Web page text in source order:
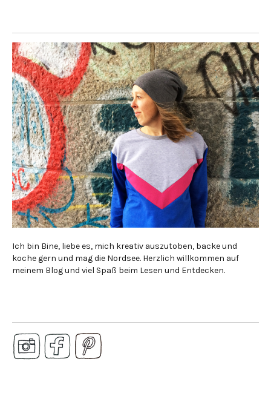
Ich bin Bine, liebe es, mich kreativ auszutoben, backe und
koche gern und mag die Nordsee. Herzlich willkommen auf
meinem Blog und viel Spaß beim Lesen und Entdecken.